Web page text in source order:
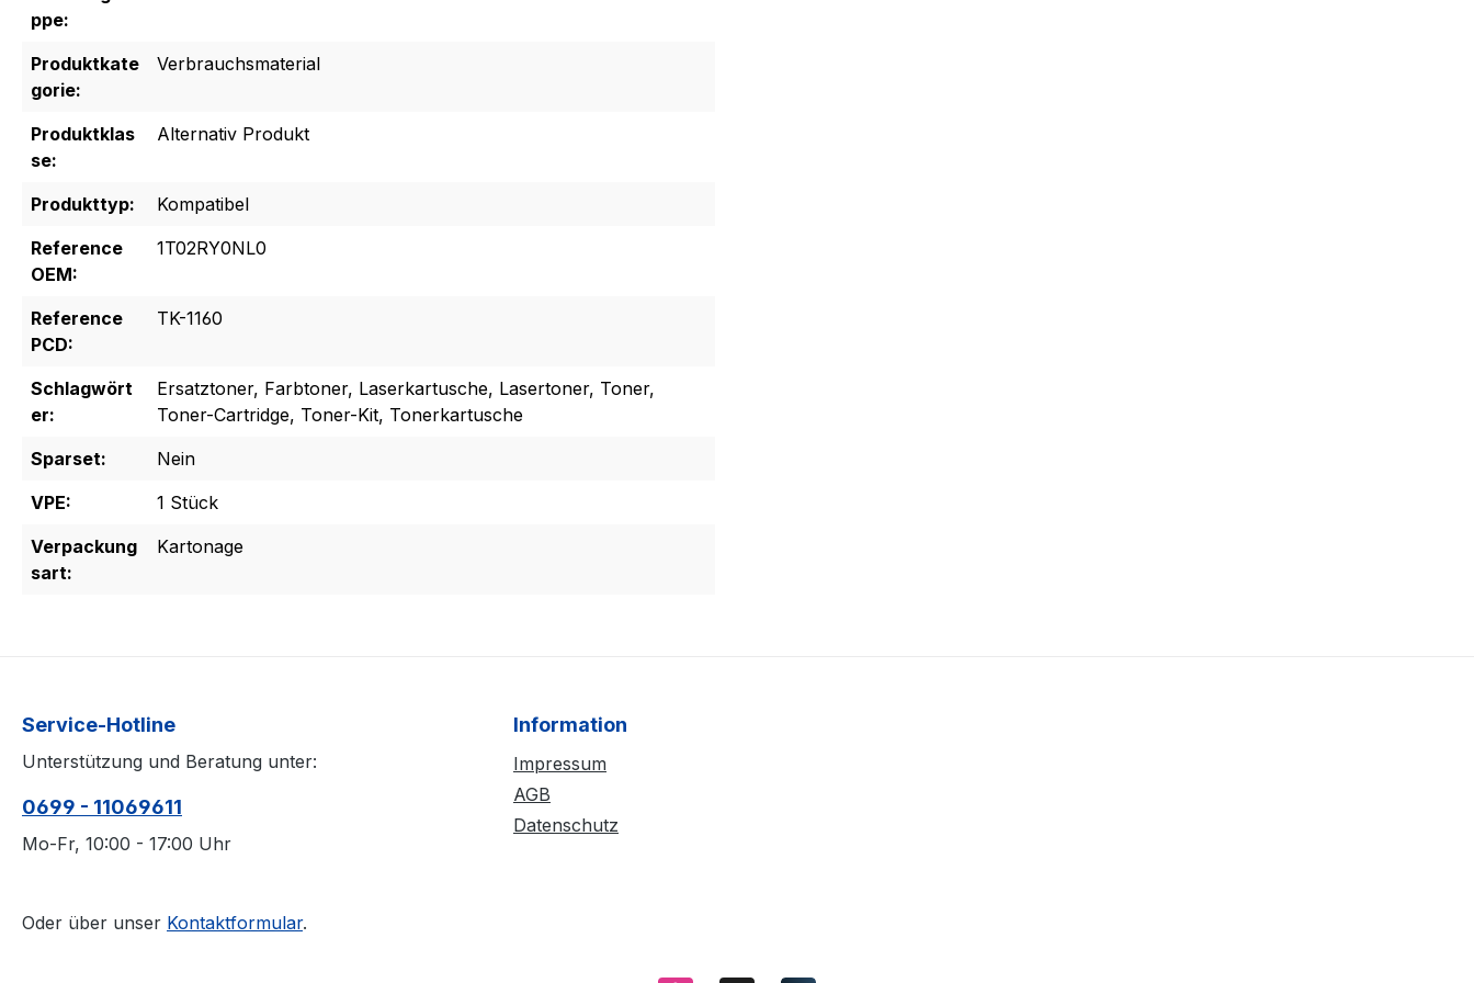
ppe:
Produktkate
gorie:
Verbrauchsmaterial
Produktklas
se:
Alternativ Produkt
Produkttyp:
Kompatibel
Reference
OEM:
1T02RY0NL0
Reference
PCD:
TK-1160
Schlagwört
er:
Ersatztoner, Farbtoner, Laserkartusche, Lasertoner, Toner,
Toner-Cartridge, Toner-Kit, Tonerkartusche
Sparset:
Nein
VPE:
1 Stück
Verpackung
sart:
Kartonage
Service-Hotline
Unterstützung und Beratung unter:
0699 - 11069611
Mo-Fr, 10:00 - 17:00 Uhr
Oder über unser Kontaktformular.
Information
Impressum
AGB
Datenschutz